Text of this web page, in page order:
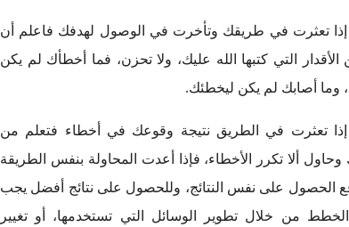
إذا تعثرت في طريقك وتأخرت في الوصول لهدفك فاعلم أن
التي كتبها الله عليك، ولا تحزن، فما أخطأك لم يكن
وما أصابك لم يكن ليخطئك.
إذا تعثرت في الطريق نتيجة وقوعك في أخطاء فتعلم من
وحاول ألا تكرر الأخطاء، فإذا أعدت المحاولة بنفس الطريقة
الحصول على نفس النتائج، وللحصول على نتائج أفضل يجب
من خلال تطوير الوسائل التي تستخدمها، أو تغيير